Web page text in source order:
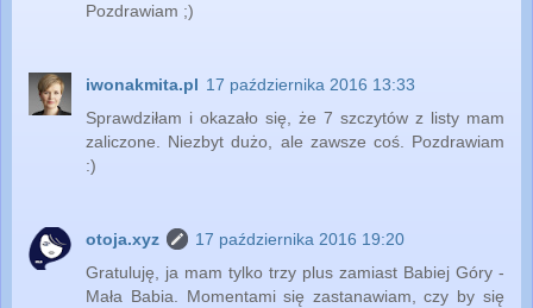
Pozdrawiam ;)
iwonakmita.pl 17 października 2016 13:33
Sprawdziłam i okazało się, że 7 szczytów z listy mam
zaliczone. Niezbyt dużo, ale zawsze coś. Pozdrawiam
:)
otoja.xyz
17 października 2016 19:20
Gratuluję, ja mam tylko trzy plus zamiast Babiej Góry -
Mała Babia. Momentami się zastanawiam, czy by się